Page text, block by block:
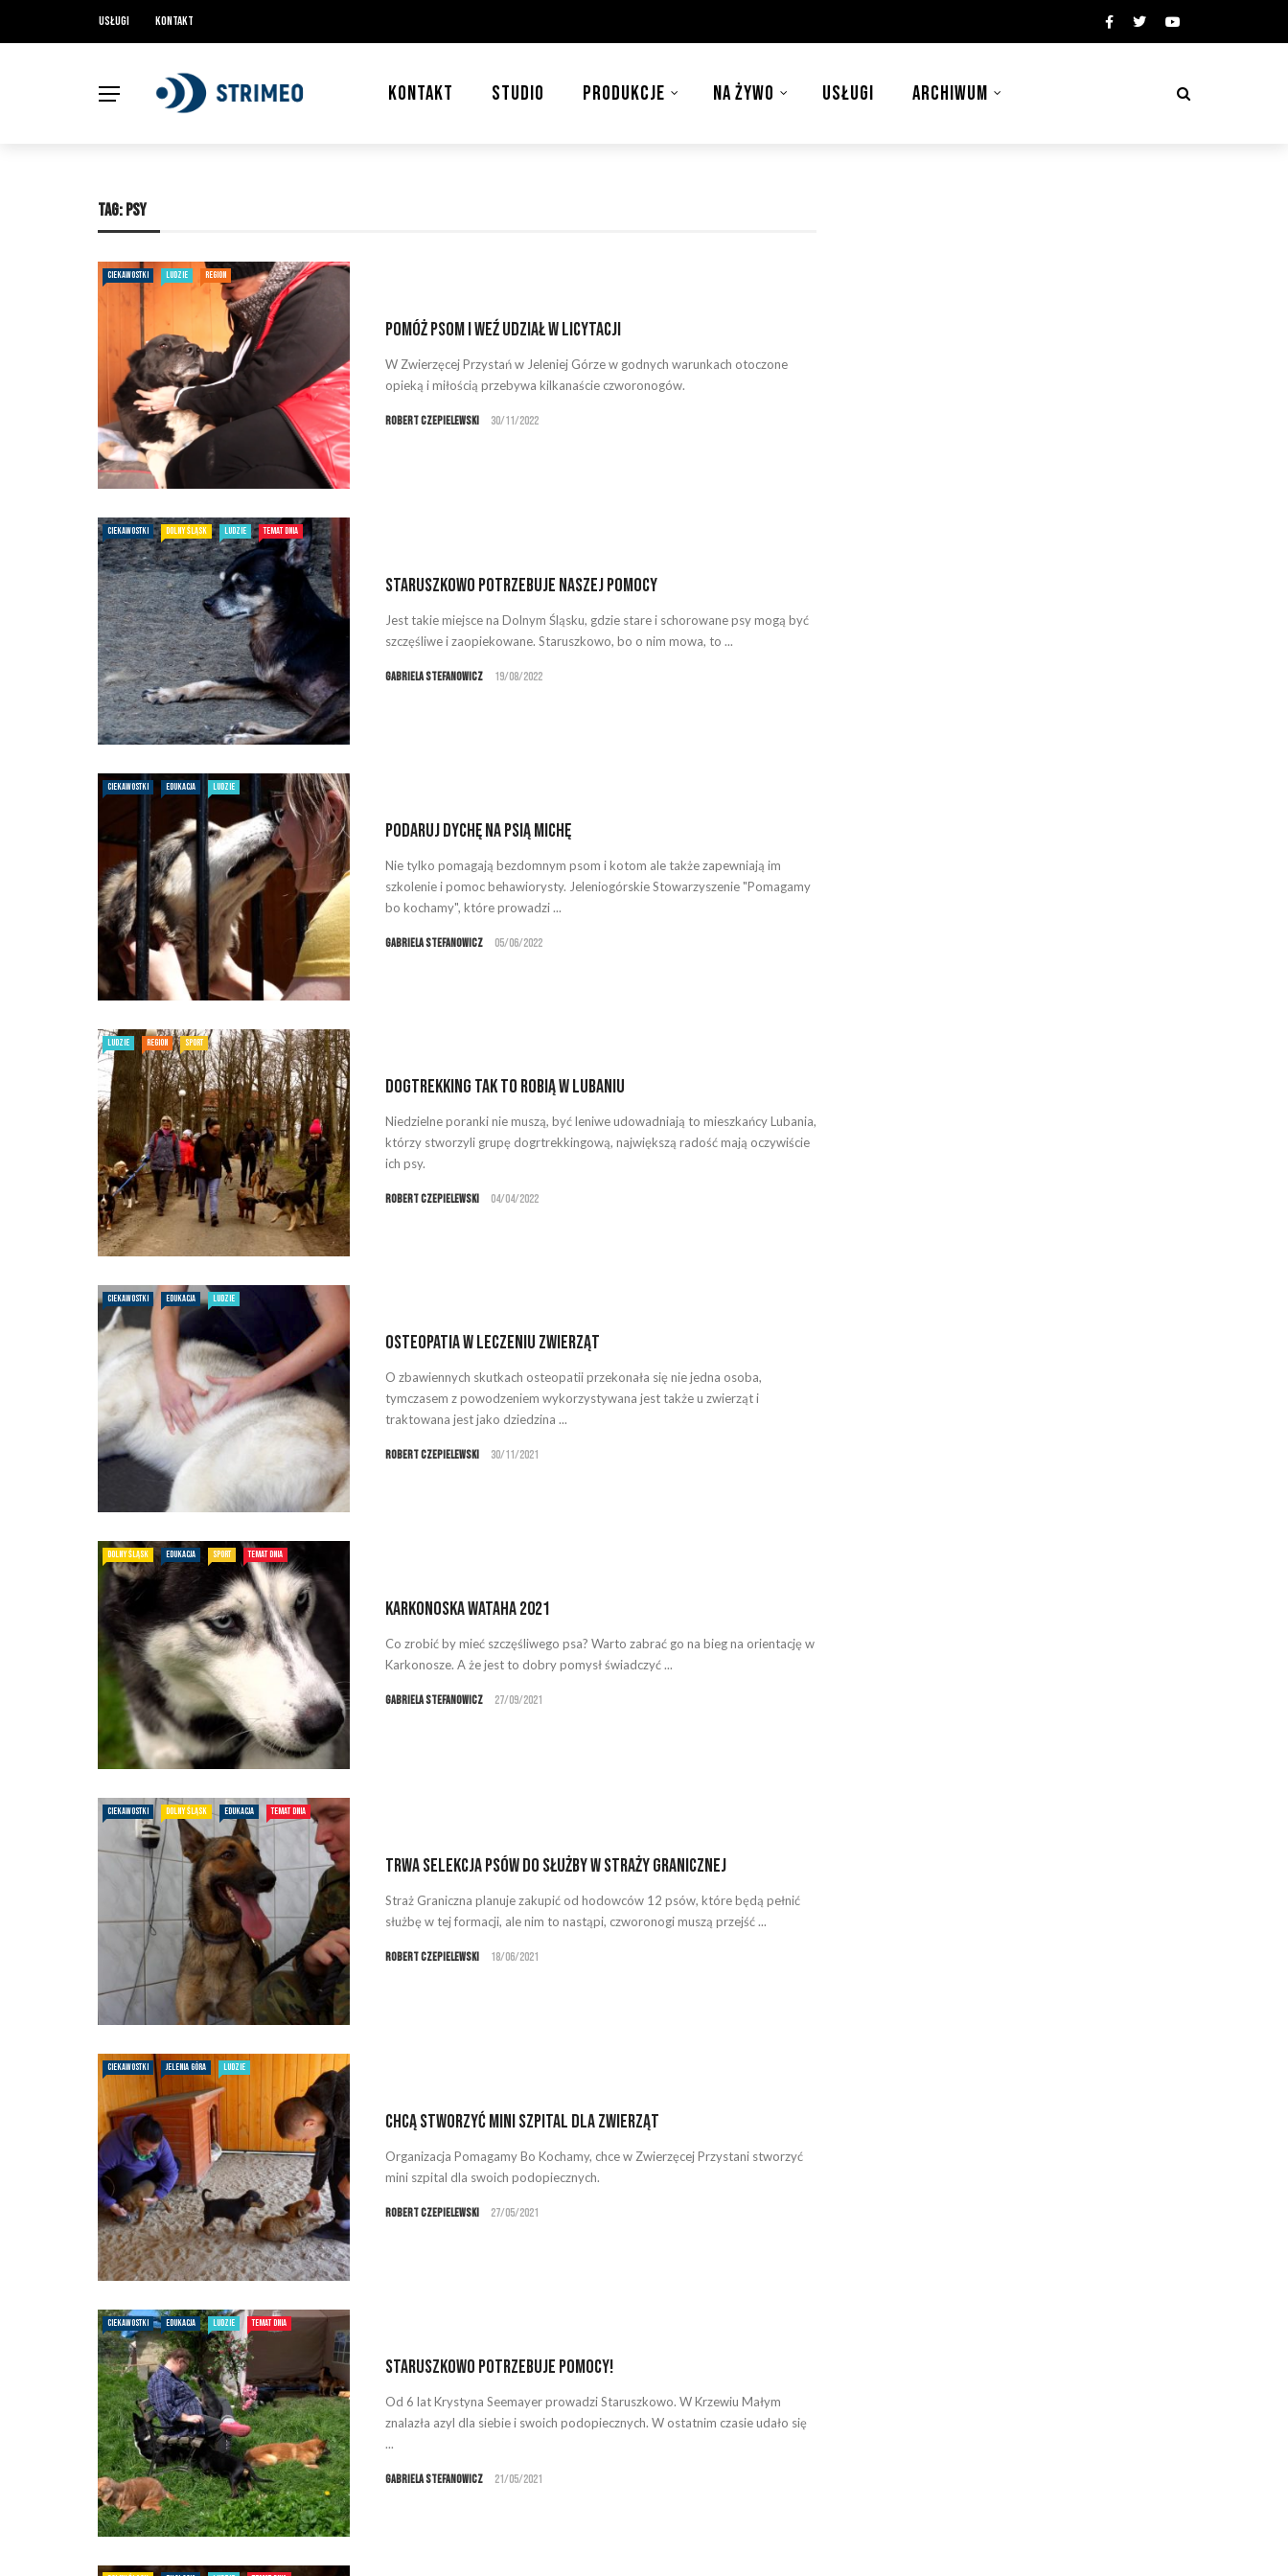
Usługi Kontakt
KONTAKT STUDIO PRODUKCJE NA ŻYWO USŁUGI ARCHIWUM
TAG: PSY
CIEKAWOSTKI LUDZIE REGION
Pomóż psom i weź udział w licytacji
W Zwierzęcej Przystań w Jeleniej Górze w godnych warunkach otoczone
opieką i miłością przebywa kilkanaście czworonogów.
Robert Czepielewski 30/11/2022
CIEKAWOSTKI DOLNY ŚLĄSK LUDZIE TEMAT DNIA
Staruszkowo potrzebuje naszej pomocy
Jest takie miejsce na Dolnym Śląsku, gdzie stare i schorowane psy mogą być
szczęśliwe i zaopiekowane. Staruszkowo, bo o nim mowa, to ...
Gabriela Stefanowicz 19/08/2022
CIEKAWOSTKI EDUKACJA LUDZIE
Podaruj dychę na psią michę
Nie tylko pomagają bezdomnym psom i kotom ale także zapewniają im
szkolenie i pomoc behawiorysty. Jeleniogórskie Stowarzyszenie "Pomagamy
bo kochamy", które prowadzi ...
Gabriela Stefanowicz 05/06/2022
LUDZIE REGION SPORT
Dogtrekking tak to robią w Lubaniu
Niedzielne poranki nie muszą, być leniwe udowadniają to mieszkańcy Lubania,
którzy stworzyli grupę dogrtrekkingową, największą radość mają oczywiście
ich psy.
Robert Czepielewski 04/04/2022
CIEKAWOSTKI EDUKACJA LUDZIE
Osteopatia w leczeniu zwierząt
O zbawiennych skutkach osteopatii przekonała się nie jedna osoba,
tymczasem z powodzeniem wykorzystywana jest także u zwierząt i
traktowana jest jako dziedzina ...
Robert Czepielewski 30/11/2021
DOLNY ŚLĄSK EDUKACJA SPORT TEMAT DNIA
Karkonoska Wataha 2021
Co zrobić by mieć szczęśliwego psa? Warto zabrać go na bieg na orientację w
Karkonosze. A że jest to dobry pomysł świadczyć ...
Gabriela Stefanowicz 27/09/2021
CIEKAWOSTKI DOLNY ŚLĄSK EDUKACJA TEMAT DNIA
Trwa selekcja psów do służby w Straży Granicznej
Straż Graniczna planuje zakupić od hodowców 12 psów, które będą pełnić
służbę w tej formacji, ale nim to nastąpi, czworonogi muszą przejść ...
Robert Czepielewski 18/06/2021
CIEKAWOSTKI JELENIA GÓRA LUDZIE
Chcą stworzyć mini szpital dla zwierząt
Organizacja Pomagamy Bo Kochamy, chce w Zwierzęcej Przystani stworzyć
mini szpital dla swoich podopiecznych.
Robert Czepielewski 27/05/2021
CIEKAWOSTKI EDUKACJA LUDZIE TEMAT DNIA
Staruszkowo potrzebuje pomocy!
Od 6 lat Krystyna Seemayer prowadzi Staruszkowo. W Krzewiu Małym
znalazła azyl dla siebie i swoich podopiecznych. W ostatnim czasie udało się
...
Gabriela Stefanowicz 21/05/2021